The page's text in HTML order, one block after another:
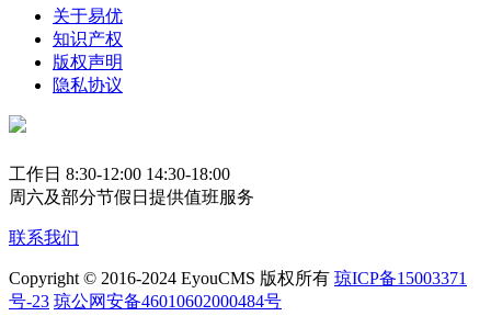
关于易优
知识产权
版权声明
隐私协议
工作日 8:30-12:00 14:30-18:00
周六及部分节假日提供值班服务
联系我们
Copyright © 2016-2024 EyouCMS 版权所有 琼ICP备15003371
号-23 琼公网安备46010602000484号